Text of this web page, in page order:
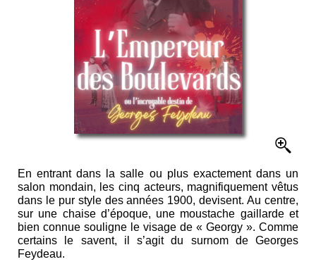
En entrant dans la salle ou plus exactement dans un
salon mondain, les cinq acteurs, magnifiquement vêtus
dans le pur style des années 1900, devisent. Au centre,
sur une chaise d’époque, une moustache gaillarde et
bien connue souligne le visage de « Georgy ». Comme
certains le savent, il s’agit du surnom de Georges
Feydeau.